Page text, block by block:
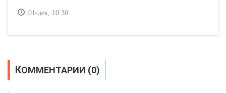
01-дек, 10:30
КОММЕНТАРИИ (0)